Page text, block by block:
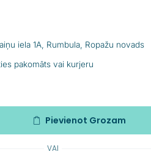
iela 1A, Rumbula, Ropažu novads
pakomāts vai kurjeru
Pievienot Grozam
VAI